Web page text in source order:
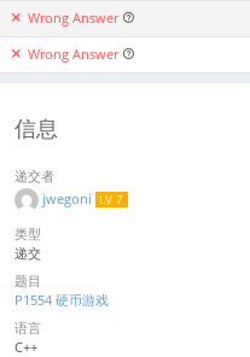
Wrong Answer
Wrong Answer
信息
递交者
jwegoni LV 7
类型
递交
题目
P1554 硬币游戏
语言
C++